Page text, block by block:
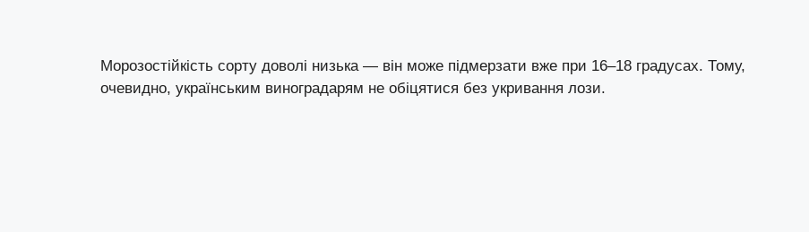
Морозостійкість сорту доволі низька — він може підмерзати вже при 16–18 градусах. Тому,
очевидно, українським виноградарям не обіцятися без укривання лози.